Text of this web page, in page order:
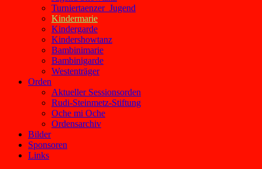
Turniertaenzer_Jugend
Kindermarie
Kindergarde
Kindershowtanz
Bambinimarie
Bambinigarde
Westenträger
Orden
Aktueller Sessionsorden
Rudi-Steinmetz-Stiftung
Oche mi Oche
Ordensarchiv
Bilder
Sponsoren
Links